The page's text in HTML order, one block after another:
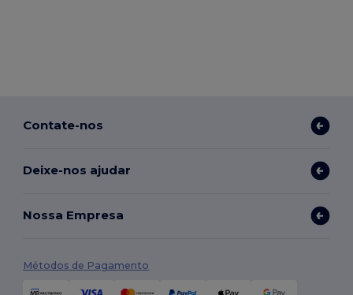
Contate-nos
Deixe-nos ajudar
Nossa Empresa
Métodos de Pagamento